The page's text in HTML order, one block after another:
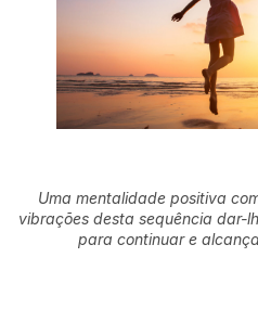
Uma mentalidade positiva
vibrações desta sequência dar-
para continuar e